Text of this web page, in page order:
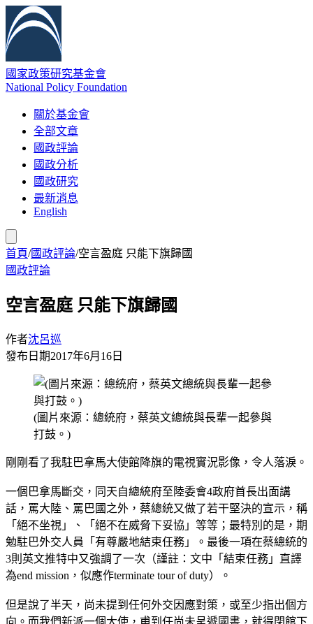
國家政策研究基金會
National Policy Foundation
關於基金會
全部文章
國政評論
國政分析
國政研究
最新消息
English
首頁/國政評論/空言盈庭 只能下旗歸國
國政評論
空言盈庭 只能下旗歸國
作者沈呂巡
發布日期2017年6月16日
(圖片來源：總統府，蔡英文總統與長輩一起參與
打鼓。)
剛剛看了我駐巴拿馬大使館降旗的電視實況影像，令人落淚。
一個巴拿馬斷交，同天自總統府至陸委會4政府首長出面講
話，罵大陸、罵巴國之外，蔡總統又做了若干堅決的宣示，稱
「絕不坐視」、「絕不在威脅下妥協」等等；最特別的是，期
勉駐巴外交人員「有尊嚴地結束任務」。最後一項在蔡總統的
3則英文推特中又強調了一次（謹註：文中「結束任務」直譯
為end mission，似應作terminate tour of duty）。
但是說了半天，尚未提到任何外交因應對策，或至少指出個方
向。而我們新派一個大使，甫到任尚未呈遞國書，就得閉館下